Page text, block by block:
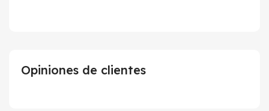
Opiniones de clientes